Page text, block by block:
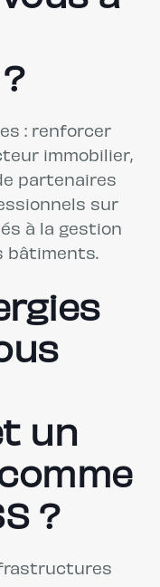
: renforcer
immobilier,
partenaires
sur
à la gestion
bâtiments.
un
?